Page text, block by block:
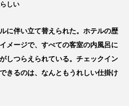
しい
に伴い立て替えられた。ホテルの歴
メージで、すべての客室の内風呂に
しつらえられている。チェックイン
きるのは、なんともうれしい仕掛け